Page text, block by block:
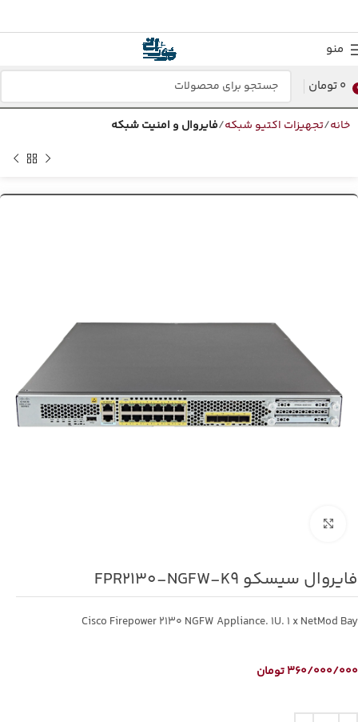
منو
0تومان
خانه تجهیزات اکتیو شبکه فایروال و امنیت شبکه
فایروال سیسکو FPR2130-NGFW-K9
Cisco Firepower 2130 NGFW Appliance. 1U. 1 x NetMod Bay
360/000/000تومان